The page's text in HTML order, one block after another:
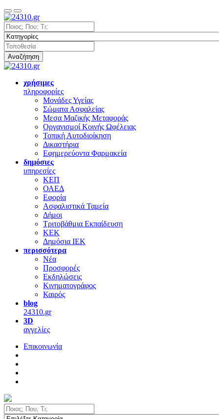
Αναζήτηση
χρήσιμες
πληροφορίες
Μονάδες Υγείας
Σώματα Ασφαλείας
Μεσα Μαζικής Μεταφοράς
Οργανισμοί Κοινής Ωφέλειας
Τοπική Αυτοδιοίκηση
Δικαστήρια
Εφημερεύοντα Φαρμακεία
δημόσιες
υπηρεσίες
ΚΕΠ
ΟΑΕΔ
Εφορία
Ασφαλιστικά Ταμεία
Δήμοι
Τριτοβάθμια Εκπαίδευση
ΚΕΚ
Δημόσια ΙΕΚ
περισσότερα
Νέα
Προσφορές
Εκδηλώσεις
Κινηματογράφος
Καιρός
blog
24310.gr
3D
αγγελίες
Επικοινωνία